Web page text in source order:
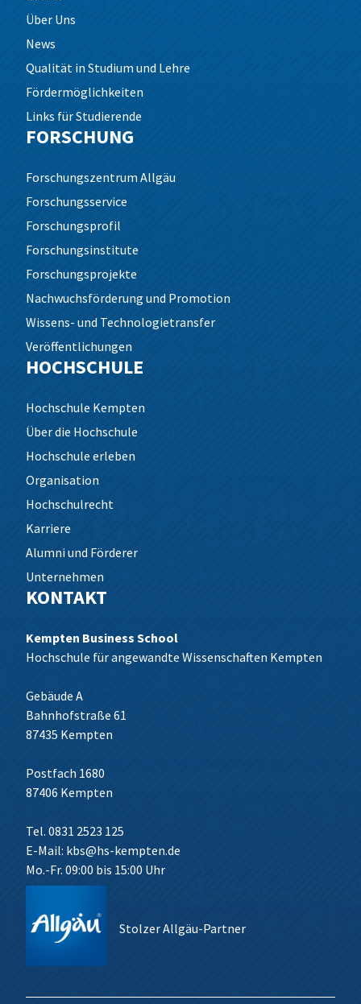
Über Uns
News
Qualität in Studium und Lehre
Fördermöglichkeiten
Links für Studierende
FORSCHUNG
Forschungszentrum Allgäu
Forschungsservice
Forschungsprofil
Forschungsinstitute
Forschungsprojekte
Nachwuchsförderung und Promotion
Wissens- und Technologietransfer
Veröffentlichungen
HOCHSCHULE
Hochschule Kempten
Über die Hochschule
Hochschule erleben
Organisation
Hochschulrecht
Karriere
Alumni und Förderer
Unternehmen
KONTAKT
Kempten Business School
Hochschule für angewandte Wissenschaften Kempten
Gebäude A
Bahnhofstraße 61
87435 Kempten
Postfach 1680
87406 Kempten
Tel. 0831 2523 125
E-Mail: kbs@hs-kempten.de
Mo.-Fr. 09:00 bis 15:00 Uhr
Stolzer Allgäu-Partner